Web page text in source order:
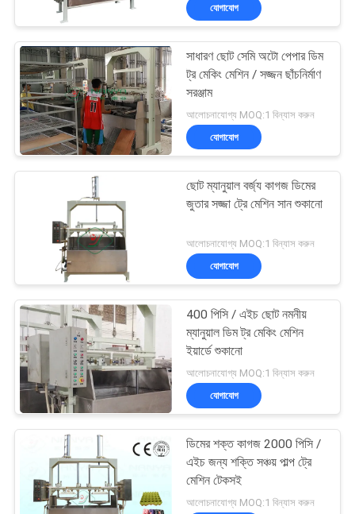
কারখানা
ভ্রমণ
মান
নিয়ন্ত্রণ
যোগাযোগ
খবর
সাইট
ম্যাপ
PRIVACY
POLICY
ডিম ট্রে মেশিন
67
প্যাকেজিং মেশিন
16
টেবিলওয়্যার মেকিং মেশিন
63
যোগাযোগ
সাধারণ ছোট সেমি অটো পেপার ডিম
ট্র মেকিং মেশিন / সজ্জন ছাঁচনির্মাণ
সরঞ্জাম
আলোচনাযোগ্য MOQ:1 বিন্যাস করুন
যোগাযোগ
ছোট ম্যানুয়াল বর্জ্য কাগজ ডিমের
জুতার সজ্জা ট্রে মেশিন সান শুকানো
আলোচনাযোগ্য MOQ:1 বিন্যাস করুন
যোগাযোগ
400 পিসি / এইচ ছোট নমনীয়
ম্যানুয়াল ডিম ট্র মেকিং মেশিন
ইয়ার্ডে শুকানো
আলোচনাযোগ্য MOQ:1 বিন্যাস করুন
যোগাযোগ
ডিমের শক্ত কাগজ 2000 পিসি /
এইচ জন্য শক্তি সঞ্চয় পাল্প ট্রে
মেশিন টেকসই
আলোচনাযোগ্য MOQ:1 বিন্যাস করুন